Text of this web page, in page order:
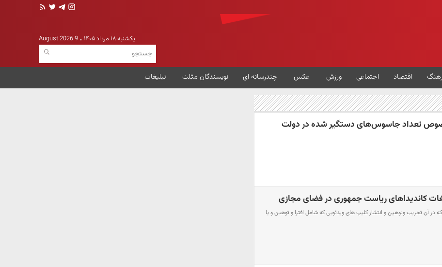
یکشنبه ۱۸ مرداد ۱۴۰۵ 9 August 2026
اقتصاد اجتماعی ورزش عکس چندرسانه ای نویسندگان مثلث تبلیغات
تعداد جاسوس‌های دستگیر شده در دولت
کاندیداهای ریاست جمهوری در فضای مجازی
در آن تخریب وتوهین و انتشار کلیپ های ویدئویی که شامل افترا و توهین و یا